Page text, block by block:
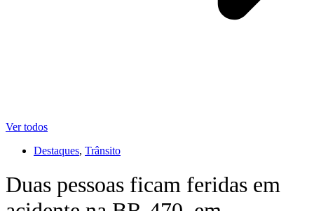
Ver todos
Destaques, Trânsito
Duas pessoas ficam feridas em